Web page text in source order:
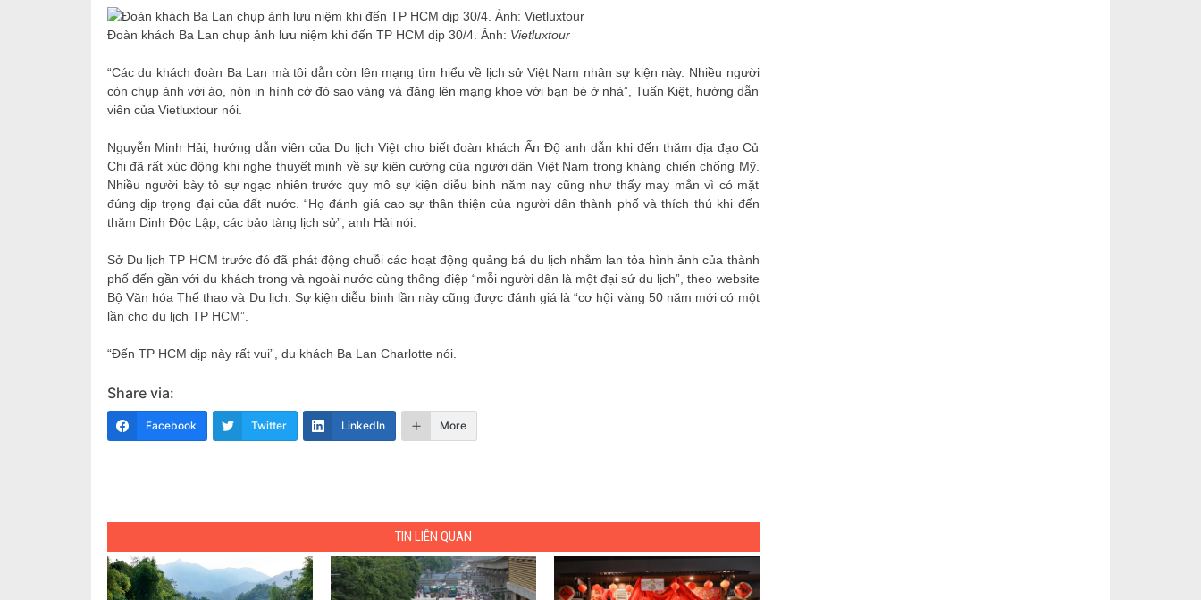
Đoàn khách Ba Lan chụp ảnh lưu niệm khi đến TP HCM dịp 30/4. Ảnh: Vietluxtour
“Các du khách đoàn Ba Lan mà tôi dẫn còn lên mạng tìm hiểu về lịch sử Việt Nam nhân sự kiện này. Nhiều người
còn chụp ảnh với áo, nón in hình cờ đỏ sao vàng và đăng lên mạng khoe với bạn bè ở nhà”, Tuấn Kiệt, hướng dẫn
viên của Vietluxtour nói.
Nguyễn Minh Hải, hướng dẫn viên của Du lịch Việt cho biết đoàn khách Ấn Độ anh dẫn khi đến thăm địa đạo Củ
Chi đã rất xúc động khi nghe thuyết minh về sự kiên cường của người dân Việt Nam trong kháng chiến chống Mỹ.
Nhiều người bày tỏ sự ngạc nhiên trước quy mô sự kiện diễu binh năm nay cũng như thấy may mắn vì có mặt
đúng dịp trọng đại của đất nước. “Họ đánh giá cao sự thân thiện của người dân thành phố và thích thú khi đến
thăm Dinh Độc Lập, các bảo tàng lịch sử”, anh Hải nói.
Sở Du lịch TP HCM trước đó đã phát động chuỗi các hoạt động quảng bá du lịch nhằm lan tỏa hình ảnh của thành
phố đến gần với du khách trong và ngoài nước cùng thông điệp “mỗi người dân là một đại sứ du lịch”, theo website
Bộ Văn hóa Thể thao và Du lịch. Sự kiện diễu binh lần này cũng được đánh giá là “cơ hội vàng 50 năm mới có một
lần cho du lịch TP HCM”.
“Đến TP HCM dịp này rất vui”, du khách Ba Lan Charlotte nói.
Share via:
Facebook Twitter LinkedIn More
TIN LIÊN QUAN